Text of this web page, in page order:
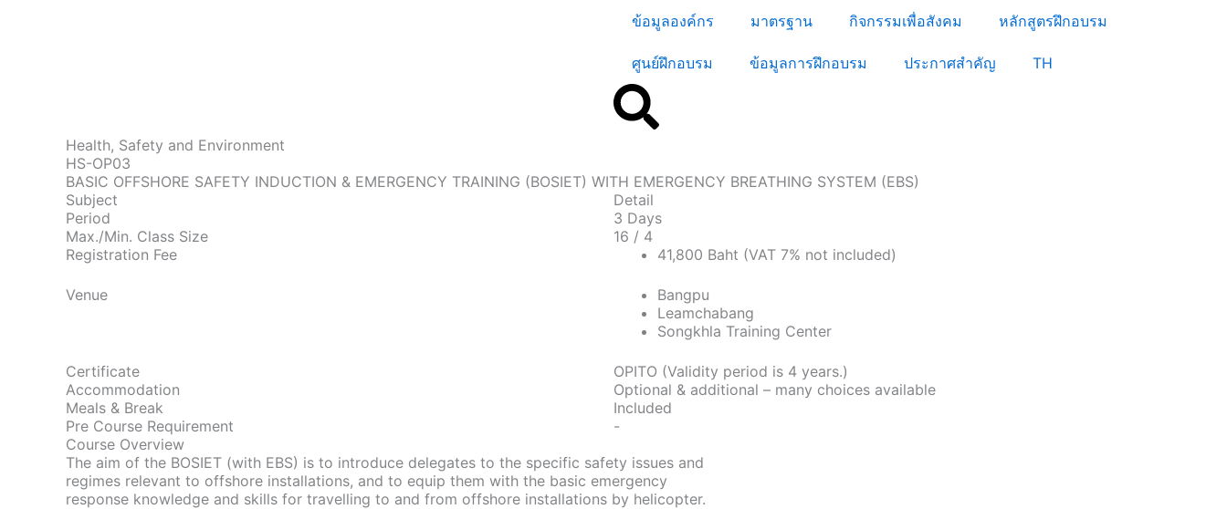
ข้อมูลองค์กร มาตรฐาน กิจกรรมเพื่อสังคม หลักสูตรฝึกอบรม
ศูนย์ฝึกอบรม ข้อมูลการฝึกอบรม ประกาศสำคัญ TH
Health, Safety and Environment
HS-OP03
BASIC OFFSHORE SAFETY INDUCTION & EMERGENCY TRAINING (BOSIET) WITH EMERGENCY BREATHING SYSTEM (EBS)
Subject
Detail
Period
3 Days
Max./Min. Class Size
16 / 4
Registration Fee
41,800 Baht (VAT 7% not included)
Venue
Bangpu
Leamchabang
Songkhla Training Center
Certificate
OPITO (Validity period is 4 years.)
Accommodation
Optional & additional – many choices available
Meals & Break
Included
Pre Course Requirement
-
Course Overview
The aim of the BOSIET (with EBS) is to introduce delegates to the specific safety issues and
regimes relevant to offshore installations, and to equip them with the basic emergency
response knowledge and skills for travelling to and from offshore installations by helicopter.